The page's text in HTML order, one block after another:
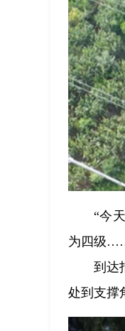
“今
为四级
到达
处到支撑